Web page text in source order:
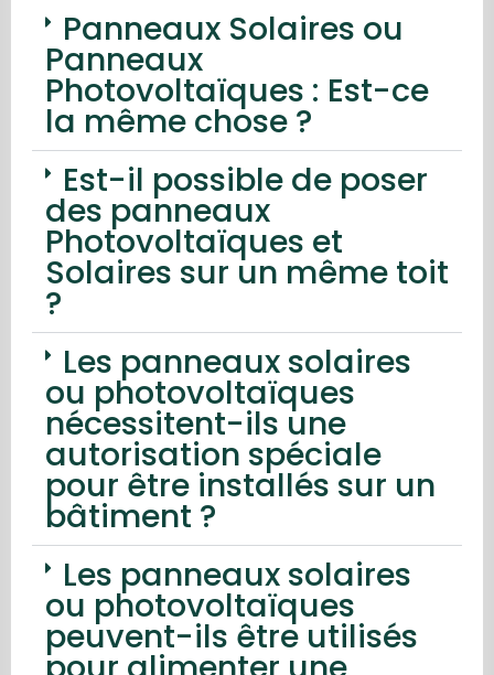
Panneaux Solaires ou
Panneaux
Photovoltaïques : Est-ce
la même chose ?
Est-il possible de poser
des panneaux
Photovoltaïques et
Solaires sur un même toit
?
Les panneaux solaires
ou photovoltaïques
nécessitent-ils une
autorisation spéciale
pour être installés sur un
bâtiment ?
Les panneaux solaires
ou photovoltaïques
peuvent-ils être utilisés